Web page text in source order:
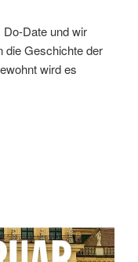
Date und wir
die Geschichte der
wird es